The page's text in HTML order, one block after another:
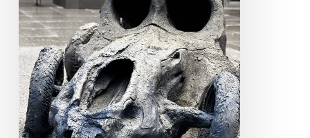
СУЕВЕРИЙ
И
СТРАШИЛОК